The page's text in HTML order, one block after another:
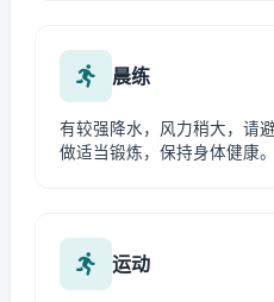
晨练
有较强降水，风力稍大，请
做适当锻炼，保持身体健康。
运动